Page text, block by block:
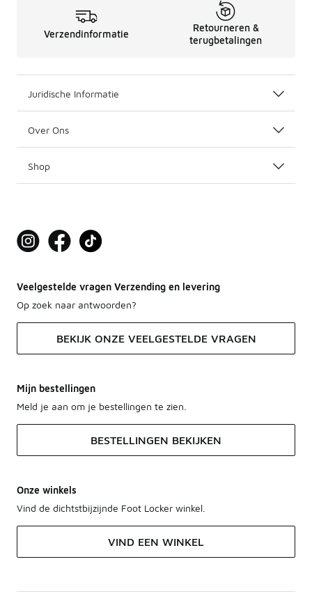
Verzendinformatie
Retourneren &
terugbetalingen
Juridische Informatie
Over Ons
Shop
Veelgestelde vragen Verzending en levering
Op zoek naar antwoorden?
BEKIJK ONZE VEELGESTELDE VRAGEN
Mijn bestellingen
Meld je aan om je bestellingen te zien.
BESTELLINGEN BEKIJKEN
Onze winkels
Vind de dichtstbijzijnde Foot Locker winkel.
VIND EEN WINKEL